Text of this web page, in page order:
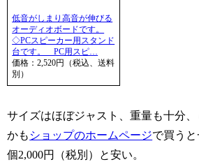
低音がしまり高音が伸びる
オーディオボードです。
◇PCスピーカー用スタンド
台です。 PC用スピ…
価格：2,520円（税込、送料
別）
サイズはほぼジャスト、重量も十分、
かも ショップのホームページで買うと
個2,000円（税別）と安い。